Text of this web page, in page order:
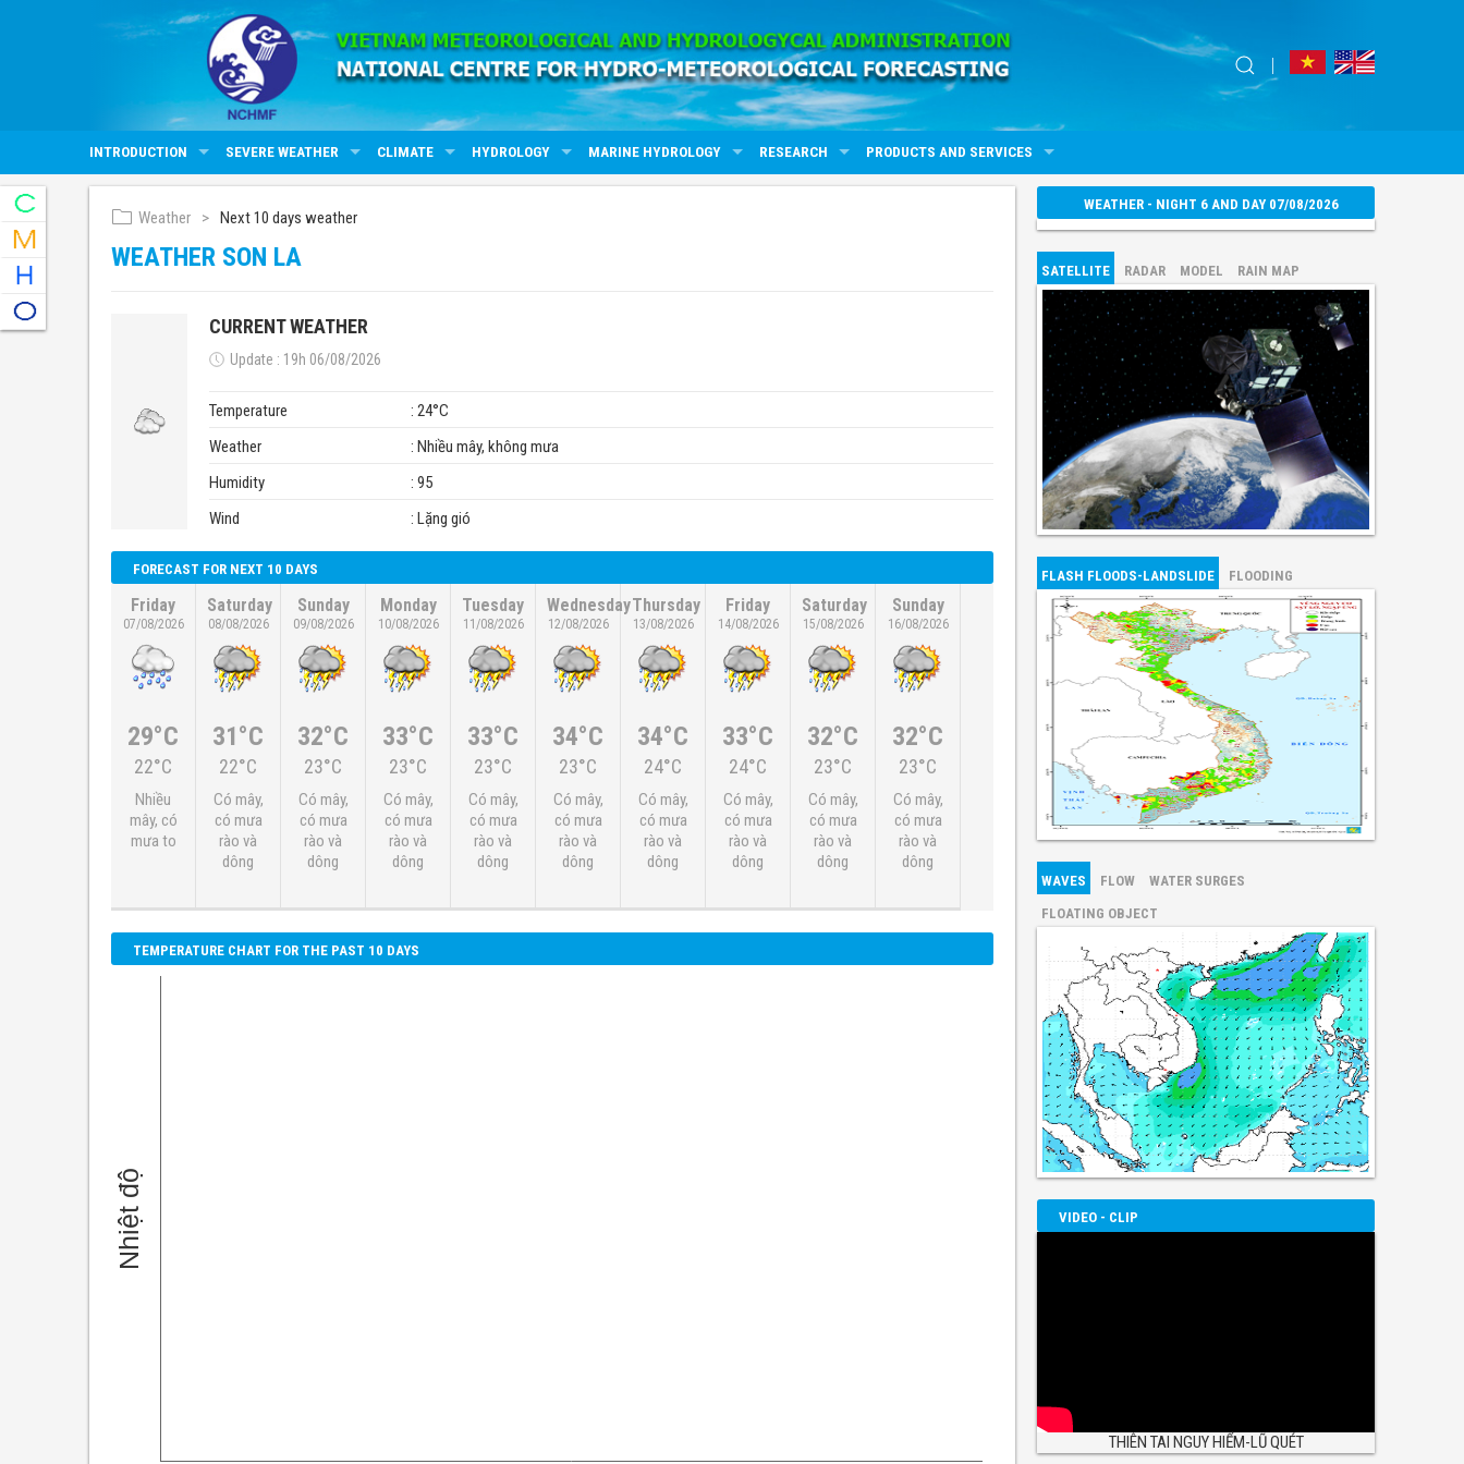
INTRODUCTION SEVERE WEATHER CLIMATE HYDROLOGY MARINE HYDROLOGY RESEARCH PRODUCTS AND SERVICES
Weather Next 10 days weather
WEATHER SON LA
CURRENT WEATHER
Update : 19h 06/08/2026
Temperature
: 24°C
Weather
: Nhiều mây, không mưa
Humidity
: 95
Wind
: Lặng gió
FORECAST FOR NEXT 10 DAYS
Friday
07/08/2026
29°C
22°C
Nhiều
mây, có
mưa to
Saturday
08/08/2026
31°C
22°C
Có mây,
có mưa
rào và
dông
Sunday
09/08/2026
32°C
23°C
Có mây,
có mưa
rào và
dông
Monday
10/08/2026
33°C
23°C
Có mây,
có mưa
rào và
dông
Tuesday
11/08/2026
33°C
23°C
Có mây,
có mưa
rào và
dông
Wednesday
12/08/2026
34°C
23°C
Có mây,
có mưa
rào và
dông
Thursday
13/08/2026
34°C
24°C
Có mây,
có mưa
rào và
dông
Friday
14/08/2026
33°C
24°C
Có mây,
có mưa
rào và
dông
Saturday
15/08/2026
32°C
23°C
Có mây,
có mưa
rào và
dông
Sunday
16/08/2026
32°C
23°C
Có mây,
có mưa
rào và
dông
TEMPERATURE CHART FOR THE PAST 10 DAYS
WEATHER - NIGHT 6 AND DAY 07/08/2026
SATELLITE RADAR MODEL RAIN MAP
FLASH FLOODS-LANDSLIDE FLOODING
WAVES FLOW
WATER SURGES
FLOATING OBJECT
VIDEO - CLIP
THIÊN TAI NGUY HIỂM-LŨ QUÉT